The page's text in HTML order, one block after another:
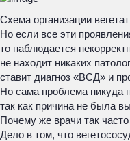
Схема организации
Но если все эти
то наблюдается
не находит никаких
ставит диагноз «ВСД» и
Но сама проблема никуда
так как причина не была
Почему же врачи так
Дело в том, что